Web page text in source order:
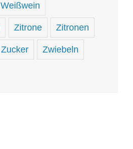
Weißwein
Zitrone Zitronen
Zucker Zwiebeln